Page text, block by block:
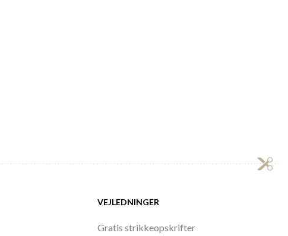
VEJLEDNINGER
Gratis strikkeopskrifter